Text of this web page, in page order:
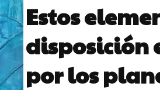
Estos
disposición
por los